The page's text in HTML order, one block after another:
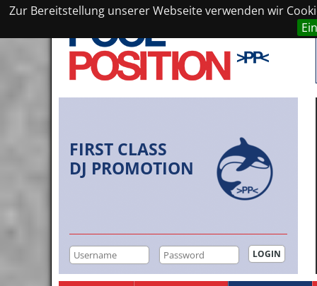
Zur Bereitstellung unserer Webseite verwenden wir
FIRST CLASS
DJ PROMOTION